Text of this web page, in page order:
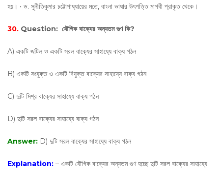
হয়। • ড. সুনীতিকুমার চট্টোপাধ্যায়ের মতে, বাংলা ভাষার উৎপত্তি মাগধী প্রাকৃত থেকে।
30. Question: যৌগিক বাক্যের অন্যতম গুণ কি?
A) একটি জটিল ও একটি সরল বাক্যের সাহায্যে বাক্য গঠন
B) একটি সংযুক্ত ও একটি বিযুক্ত বাক্যের সাহায্যে বাক্য গঠন
C) দুটি মিশ্র বাক্যের সাহায্যে বাক্য গঠন
D) দুটি সরল বাক্যের সাহায্যে বাক্য গঠন
Answer: D) দুটি সরল বাক্যের সাহায্যে বাক্য গঠন
Explanation: – একটি যৌগিক বাক্যের অন্যতম গুণ হচ্ছে দুটি সরল বাক্যের সাহায্যে